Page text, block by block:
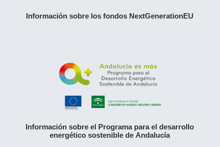
Información sobre los fondos NextGenerationEU
Información sobre el Programa para el desarrollo
energético sostenible de Andalucía